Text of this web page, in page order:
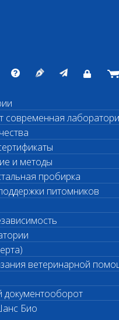
лаборатория
современная
и методы
пробирка
питомников
ветеринарной
документооборот
Био